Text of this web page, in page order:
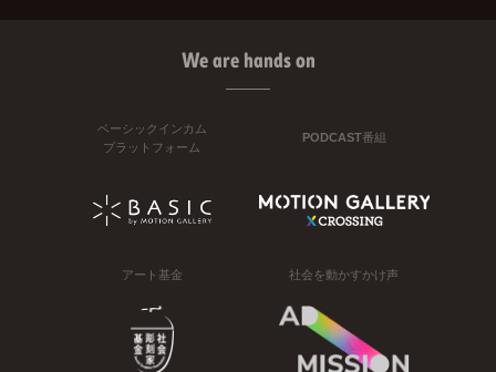
We are hands on
ベーシックインカム
プラットフォーム
PODCAST番組
アート基金 社会を動かすかけ声